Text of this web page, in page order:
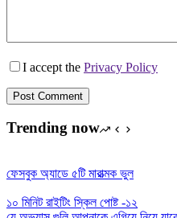
I accept the Privacy Policy
Post Comment
Trending now
ফেসবুক অ্যাডে ৫টি মারাত্মক ভুল
১০ মিনিট রাইটিং স্কিল পোষ্ট -১২